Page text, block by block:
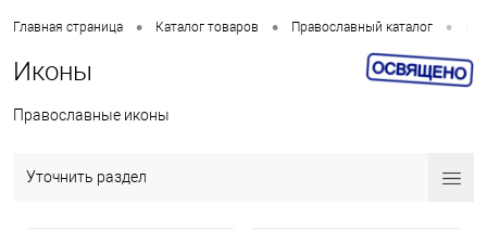
Главная страница • Каталог товаров • Православный каталог •
Иконы
Православные иконы
Уточнить раздел